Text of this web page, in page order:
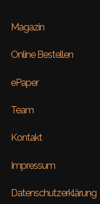
Magazin
Online Bestellen
ePaper
Team
Kontakt
Impressum
Datenschutzerklärung